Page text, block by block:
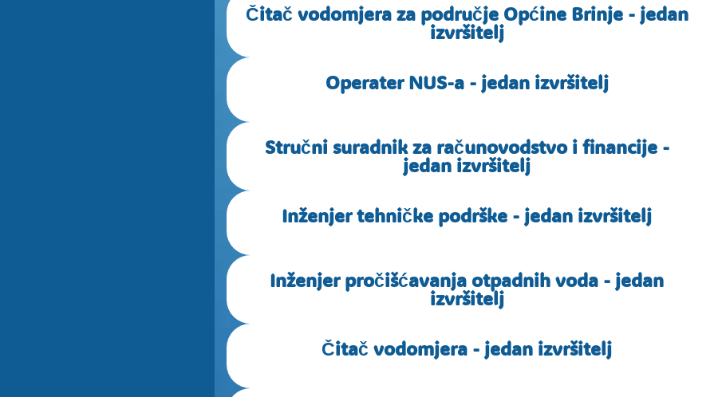
Čitač vodomjera za područje Općine Brinje - jedan
izvršitelj
Operater NUS-a - jedan izvršitelj
Stručni suradnik za računovodstvo i financije -
jedan izvršitelj
Inženjer tehničke podrške - jedan izvršitelj
Inženjer pročišćavanja otpadnih voda - jedan
izvršitelj
Čitač vodomjera - jedan izvršitelj